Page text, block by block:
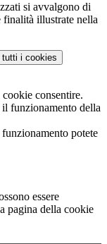
si avvalgono di
finalità illustrate nella
i cookies
consentire.
funzionamento della
potete
essere
pagina della cookie